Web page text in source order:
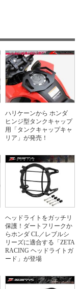
ハリケーンから ホンダ
ヒンジ型タンクキャップ
用「タンクキャップキャ
リア」が発売！
ヘッドライトをガッチリ
保護！ダートフリークか
らホンダ CL／レブルシ
リーズに適合する「ZETA
RACING ヘッドライトガ
ード」が登場